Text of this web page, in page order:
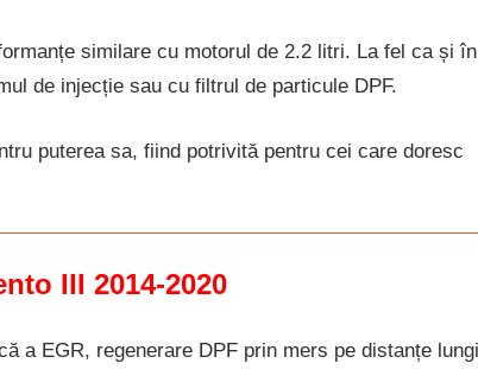
similare cu motorul de 2.2 litri. La fel ca și în
de injecție sau cu filtrul de particule DPF.
puterea sa, fiind potrivită pentru cei care doresc
III 2014-2020
a EGR, regenerare DPF prin mers pe distanțe lungi